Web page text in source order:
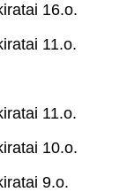
16.o.
11.o.
11.o.
10.o.
9.o.